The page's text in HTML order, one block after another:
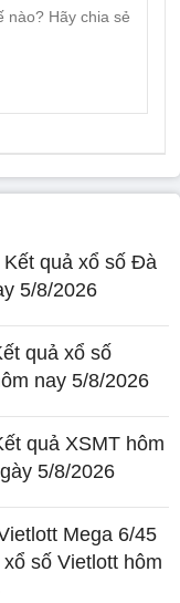
quả xổ số Đà
5/8/2026
quả xổ số
nay 5/8/2026
quả XSMT hôm
5/8/2026
Mega 6/45
số Vietlott hôm